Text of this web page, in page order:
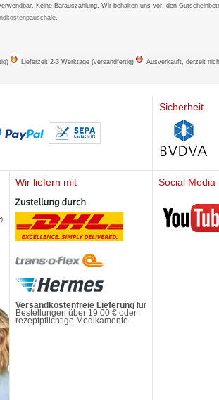
Keine Barauszahlung. Wir behalten uns vor, den
Lieferzeit 2-3 Werktage (versandfertig) Ausverkauft, derzeit
Sicherheit
Wir liefern mit
Versandkostenfreie Lieferungfür
Bestellungen über 19,00 € oder
rezeptpflichtige Medikamente.
Social Media